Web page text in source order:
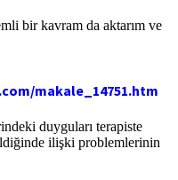
bir kavram da aktarım ve
makale_14751.htm
duyguları terapiste
ilişki problemlerinin